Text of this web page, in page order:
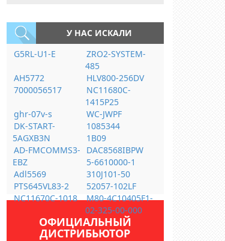
У НАС ИСКАЛИ
G5RL-U1-E
ZRO2-SYSTEM-
485
AH5772
HLV800-256DV
7000056517
NC11680C-
1415P25
ghr-07v-s
WC-JWPF
DK-START-
5AGXB3N
1085344
1B09
AD-FMCOMMS3-
EBZ
DAC8568IBPW
5-6610000-1
Adl5569
310J101-50
PTS645VL83-2
52057-102LF
NC11670C-1018
M80-4C10405F1-
02-325-00-000
ОФИЦИАЛЬНЫЙ
ДИСТРИБЬЮТОР